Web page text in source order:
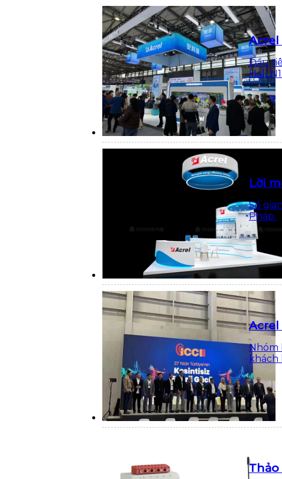
Acrel
Đầu
Hall
Lời
Số
Pháp.
Nhóm
khách
Thảo